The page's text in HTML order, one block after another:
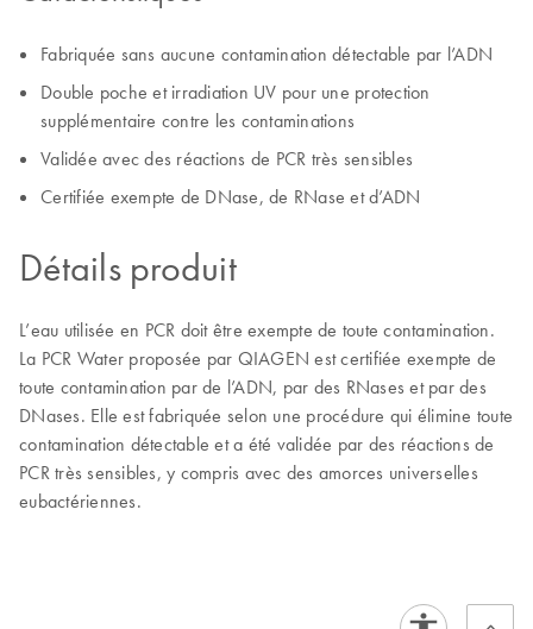
Fabriquée sans aucune contamination détectable par l’ADN
Double poche et irradiation UV pour une protection
supplémentaire contre les contaminations
Validée avec des réactions de PCR très sensibles
Certifiée exempte de DNase, de RNase et d’ADN
Détails produit
L’eau utilisée en PCR doit être exempte de toute contamination.
La PCR Water proposée par QIAGEN est certifiée exempte de
toute contamination par de l’ADN, par des RNases et par des
DNases. Elle est fabriquée selon une procédure qui élimine toute
contamination détectable et a été validée par des réactions de
PCR très sensibles, y compris avec des amorces universelles
eubactériennes.